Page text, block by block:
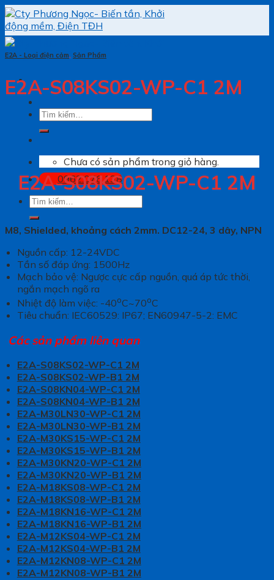
Skip
to
content
Tìm
Chưa có sản phẩm trong giỏ hàng.
0962.076.138
Tìm
E2A - Loại điện cảm, Sản Phẩm
E2A-S08KS02-WP-C1 2M
E2A-S08KS02-WP-C1 2M
M8, Shielded, khoảng cách 2mm. DC12-24, 3 dây, NPN
Nguồn cấp: 12-24VDC
Tần số đáp ứng: 1500Hz
Mạch bảo vệ: Ngược cực cấp nguồn, quá áp tức thời,
ngắn mạch ngõ ra
Nhiệt độ làm việc: -40oC~70oC
Tiêu chuẩn: IEC60529: IP67; EN60947-5-2: EMC
Các sản phẩm liên quan
E2A-S08KS02-WP-C1 2M
E2A-S08KS02-WP-B1 2M
E2A-S08KN04-WP-C1 2M
E2A-S08KN04-WP-B1 2M
E2A-M30LN30-WP-C1 2M
E2A-M30LN30-WP-B1 2M
E2A-M30KS15-WP-C1 2M
E2A-M30KS15-WP-B1 2M
E2A-M30KN20-WP-C1 2M
E2A-M30KN20-WP-B1 2M
E2A-M18KS08-WP-C1 2M
E2A-M18KS08-WP-B1 2M
E2A-M18KN16-WP-C1 2M
E2A-M18KN16-WP-B1 2M
E2A-M12KS04-WP-C1 2M
E2A-M12KS04-WP-B1 2M
E2A-M12KN08-WP-C1 2M
E2A-M12KN08-WP-B1 2M